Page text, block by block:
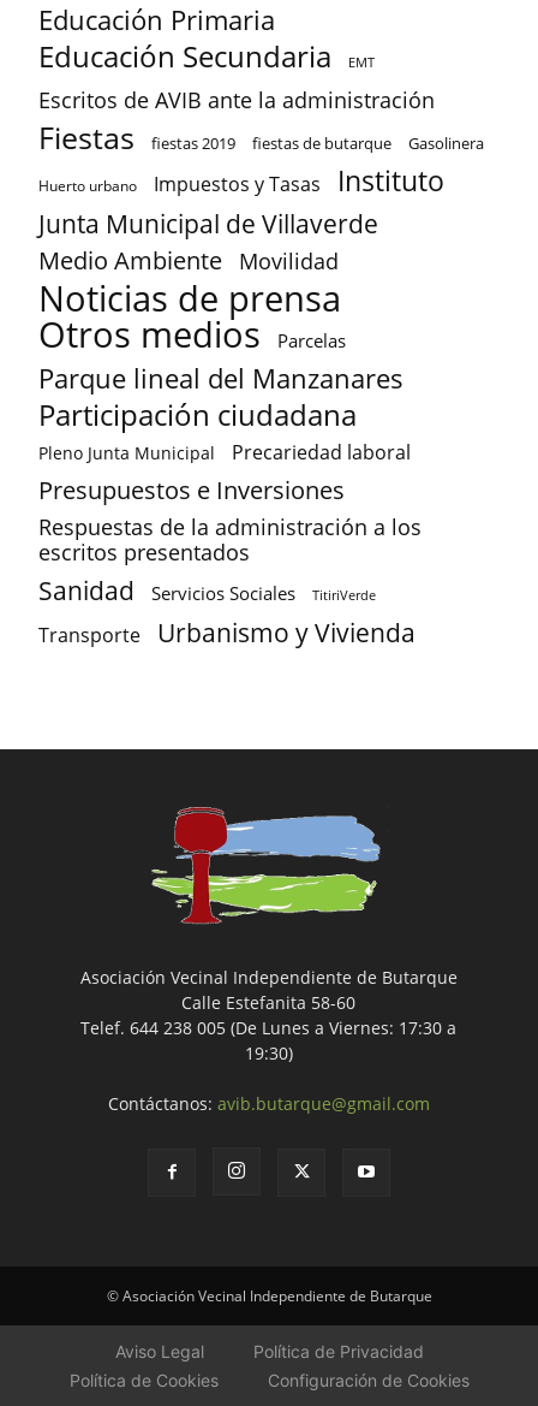
Educación Primaria
Educación Secundaria EMT
Escritos de AVIB ante la administración
Fiestas fiestas 2019 fiestas de butarque Gasolinera
Huerto urbano Impuestos y Tasas Instituto
Junta Municipal de Villaverde
Medio Ambiente Movilidad
Noticias de prensa
Otros medios Parcelas
Parque lineal del Manzanares
Participación ciudadana
Pleno Junta Municipal Precariedad laboral
Presupuestos e Inversiones
Respuestas de la administración a los
escritos presentados
Sanidad Servicios Sociales TitiriVerde
Transporte Urbanismo y Vivienda
Asociación Vecinal Independiente de Butarque
Calle Estefanita 58-60
Telef. 644 238 005 (De Lunes a Viernes: 17:30 a
19:30)
Contáctanos: avib.butarque@gmail.com
© Asociación Vecinal Independiente de Butarque
Aviso Legal
Política de Privacidad
Política de Cookies
Configuración de Cookies